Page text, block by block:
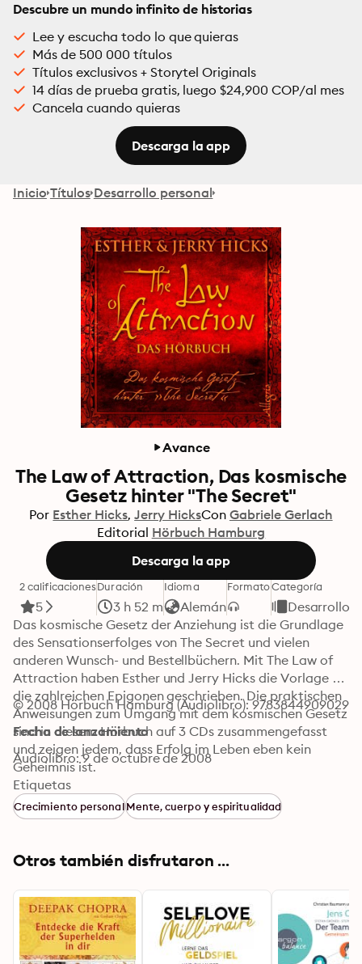
Descubre un mundo infinito de historias
Lee y escucha todo lo que quieras
Más de 500 000 títulos
Títulos exclusivos + Storytel Originals
14 días de prueba gratis, luego $24,900 COP/al mes
Cancela cuando quieras
Descarga la app
Inicio Títulos Desarrollo personal
Avance
The Law of Attraction, Das kosmische
Gesetz hinter "The Secret"
Por Esther Hicks Jerry HicksCon Gabriele Gerlach
Editorial Hörbuch Hamburg
Descarga la app
2 calificaciones
5
Duración
3 h 52 m
Idioma
Alemán
FormatoCategoría
Desarrollo
Das kosmische Gesetz der Anziehung ist die Grundlage
des Sensationserfolges von The Secret und vielen
anderen Wunsch- und Bestellbüchern. Mit The Law of
Attraction haben Esther und Jerry Hicks die Vorlage für
die zahlreichen Epigonen geschrieben. Die praktischen
Anweisungen zum Umgang mit dem kosmischen Gesetz
sind in diesem Hörbuch auf 3 CDs zusammengefasst
und zeigen jedem, dass Erfolg im Leben eben kein
Geheimnis ist.
© 2008 Hörbuch Hamburg (Audiolibro): 9783844909029
Fecha de lanzamiento
Audiolibro: 9 de octubre de 2008
Etiquetas
Crecimiento personalMente, cuerpo y espiritualidad
Otros también disfrutaron ...